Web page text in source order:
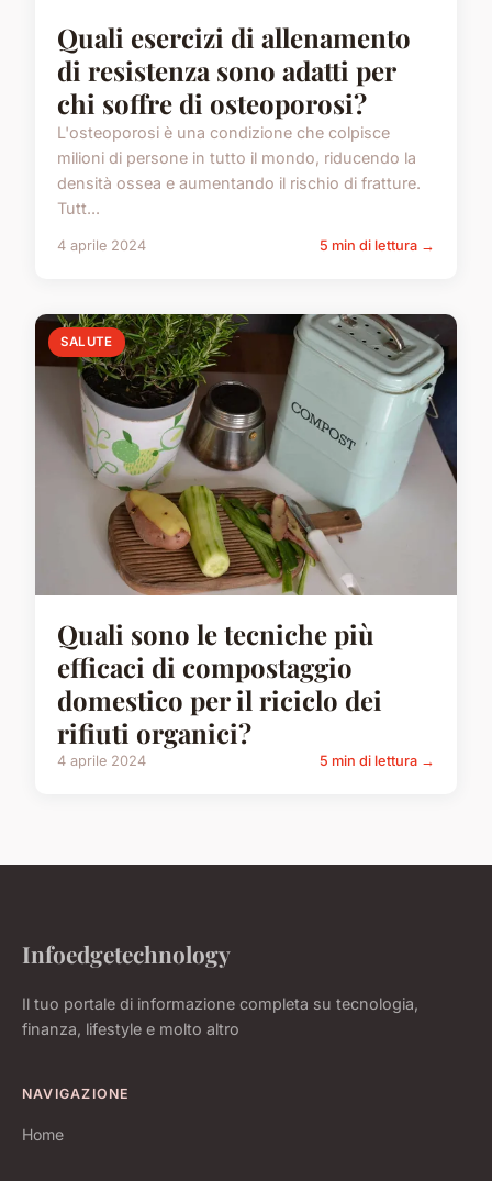
Quali esercizi di allenamento
di resistenza sono adatti per
chi soffre di osteoporosi?
L'osteoporosi è una condizione che colpisce
milioni di persone in tutto il mondo, riducendo la
densità ossea e aumentando il rischio di fratture.
Tutt...
4 aprile 2024 5 min di lettura →
SALUTE
Quali sono le tecniche più
efficaci di compostaggio
domestico per il riciclo dei
rifiuti organici?
4 aprile 2024 5 min di lettura →
Infoedgetechnology
Il tuo portale di informazione completa su tecnologia,
finanza, lifestyle e molto altro
NAVIGAZIONE
Home